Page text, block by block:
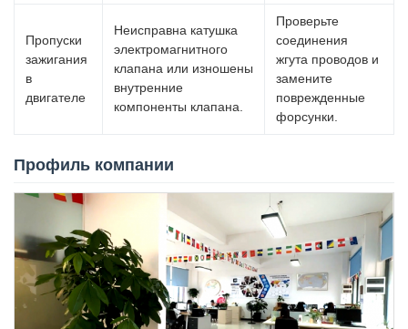
Пропуски
зажигания
в
двигателе
Неисправна катушка
электромагнитного
клапана или изношены
внутренние
компоненты клапана.
Проверьте
соединения
жгута проводов и
замените
поврежденные
форсунки.
Профиль компании